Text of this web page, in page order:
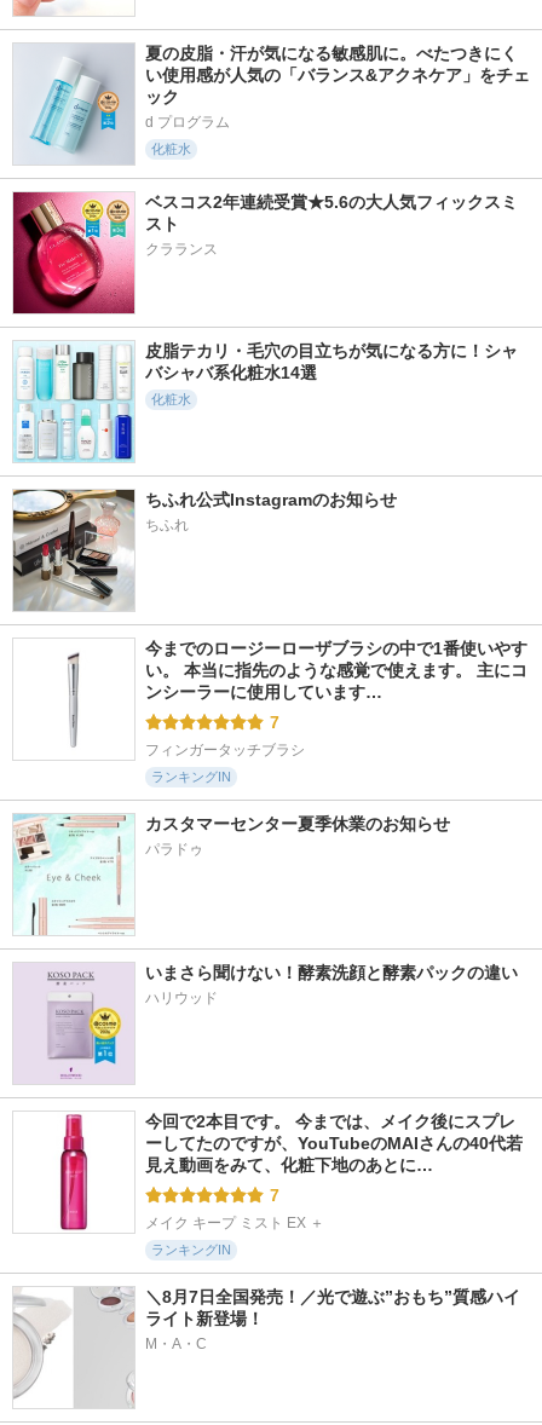
6.3
リデンストーン＆ス
ポットコレクターア
ンプル
Redence
5.2
41件
ビディ ニードルエ
ビディ
5.2
15件
スキンケアパウダ
5.2
11707件
100 セラム
Anua
Excellula（エクセル
ーラ）
ファンドミー
5.3
11件
シカデイリー クリ
ーム
ユリアージュ
BIOHEAL BOH
夏の皮脂・汗が気になる敏感肌に。べたつきにく
い使用感が人気の「バランス&アクネケア」をチェ
ック
d プログラム
化粧水
ベスコス2年連続受賞★5.6の大人気フィックスミ
スト
クラランス
皮脂テカリ・毛穴の目立ちが気になる方に！シャ
バシャバ系化粧水14選
化粧水
ちふれ公式Instagramのお知らせ
ちふれ
今までのロージーローザブラシの中で1番使いやす
い。 本当に指先のような感覚で使えます。 主にコ
ンシーラーに使用しています…
7
フィンガータッチブラシ
ランキングIN
カスタマーセンター夏季休業のお知らせ
パラドゥ
いまさら聞けない！酵素洗顔と酵素パックの違い
ハリウッド
今回で2本目です。 今までは、メイク後にスプレ
ーしてたのですが、YouTubeのMAIさんの40代若
見え動画をみて、化粧下地のあとに…
7
メイク キープ ミスト EX ＋
ランキングIN
＼8月7日全国発売！／光で遊ぶ”おもち”質感ハイ
ライト新登場！
M・A・C